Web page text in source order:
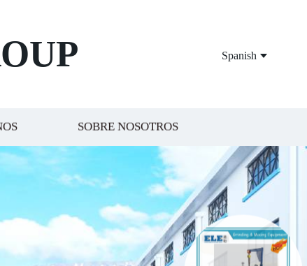
Spanish
SOBRE NOSOTROS